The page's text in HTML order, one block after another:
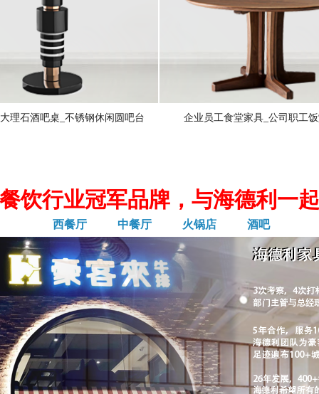
理石酒吧桌_不锈钢休闲圆吧台 企业员工食堂家具_公司职工
饮行业冠军品牌，与海德利一
西餐厅 中餐厅 火锅店 酒吧